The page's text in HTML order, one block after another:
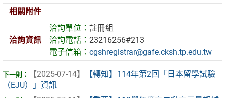
相關附件
洽詢資訊
洽詢單位：註冊組
洽詢電話：23216256#213
電子信箱：cgshregistrar@gafe.cksh.tp.edu.tw
【2025-07-14】
【轉知】114年第2回「日本留學試驗
（EJU）」資訊